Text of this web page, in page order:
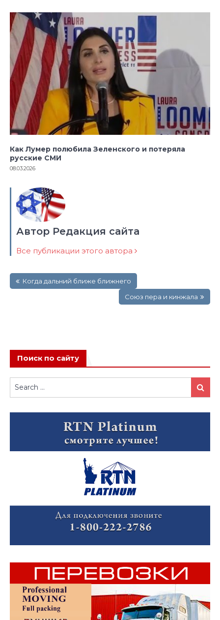
Как Лумер полюбила Зеленского и потеряла
русские СМИ
08.03.2026
Автор Редакция сайта
Все публикации этого автора
по Когда дальний ближе ближнего
Союз пера и кинжала
Поиск по сайту
Search
for:
Search